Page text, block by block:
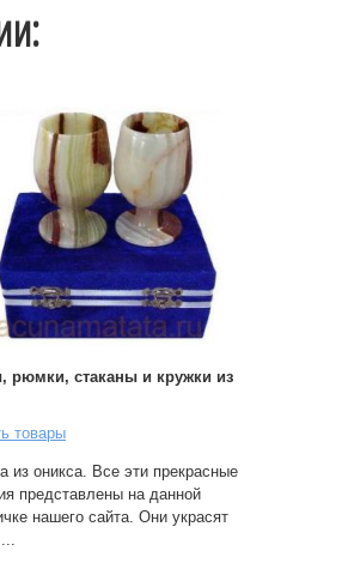
рюмки, стаканы и кружки из
товары
из оникса. Все эти прекрасные
представлены на данной
нашего сайта. Они украсят